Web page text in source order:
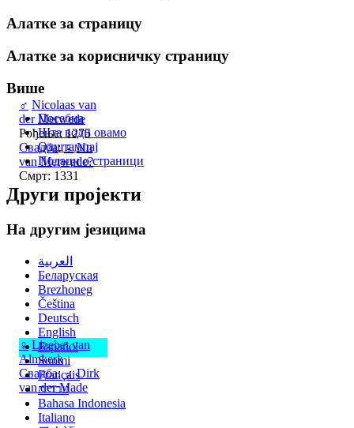
♂ Nicolaas van
der Merwede
Рођење: 1275
Свадба:♀ Nn
van Merwede?
Смрт: 1331
♀ Lizebet van
Almkerk
Свадба:♂ Dirk
van der Made
Алатке за страницу
Алатке за корисничку страницу
Више
Посебна
Шта води овамо
Одштампај
Подаци о страници
Други пројекти
На другим језицима
العربية
Беларуская
Brezhoneg
Čeština
Deutsch
English
Español
Suomi
Français
עברית
Bahasa Indonesia
Italiano